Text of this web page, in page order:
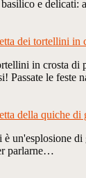
e delicati:
dei tortellini in
in crosta di
Passate le feste
della quiche di
un'esplosione di
parlarne…